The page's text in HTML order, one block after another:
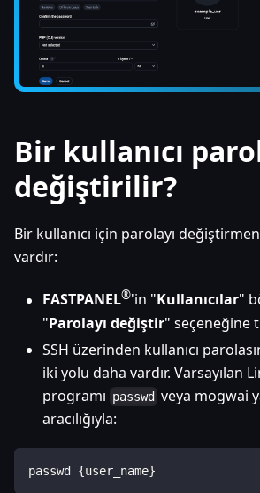
Bir kullanıcı
değiştirilir?
Bir kullanıcı için parolayı
vardır:
FASTPANEL®'in "Kullanıcılar"
"Parolayı değiştir" seçeneğine
SSH üzerinden kullanıcı
iki yolu daha vardır. Varsayılan
programı passwd veya mogwai
aracılığıyla:
passwd {user_name}